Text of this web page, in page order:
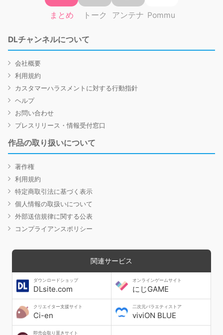
まとめ トーク アンテナ Pommu
DLチャンネルについて
会社概要
利用規約
カスタマーハラスメントに対する行動指針
ヘルプ
お問い合わせ
プレスリリース・情報受付窓口
作品の取り扱いについて
著作権
利用規約
特定商取引法に基づく表示
個人情報の取扱いについて
外部送信規律に関する公表
コンプライアンスポリシー
関連サービス
ダウンロードショップ
DLsite.com
オンラインゲームサイト
にじGAME
クリエイター支援サイト
Ci-en
二次元バラエティストア
viviON BLUE
即売会取り置きサイト